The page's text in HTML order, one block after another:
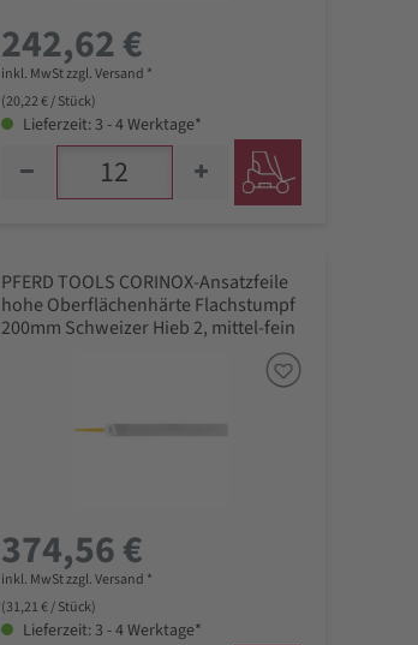
242,62 €
inkl. MwSt zzgl. Versand *
(20,22 € / Stück)
Lieferzeit: 3 - 4 Werktage*
PFERD TOOLS CORINOX-Ansatzfeile
hohe Oberflächenhärte Flachstumpf
200mm Schweizer Hieb 2, mittel-fein
374,56 €
inkl. MwSt zzgl. Versand *
(31,21 € / Stück)
Lieferzeit: 3 - 4 Werktage*